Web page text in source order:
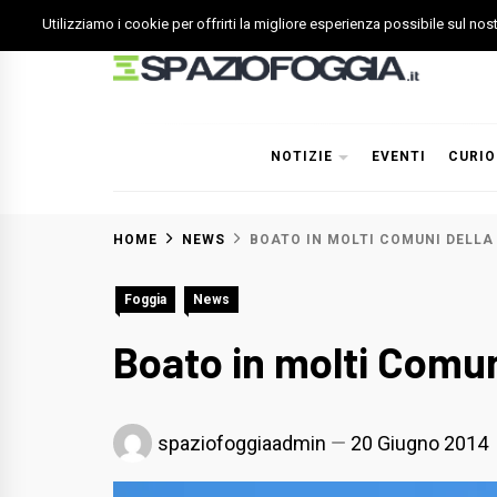
to
NOTIZIE EVENTI
HOME NEWS BOATO IN MOLTI COMUNI
Foggia News
Boato in molti
spaziofoggiaadmin 20 Giugno 2014
Utilizziamo i cookie per offrirti la migliore esperienza possibile sul